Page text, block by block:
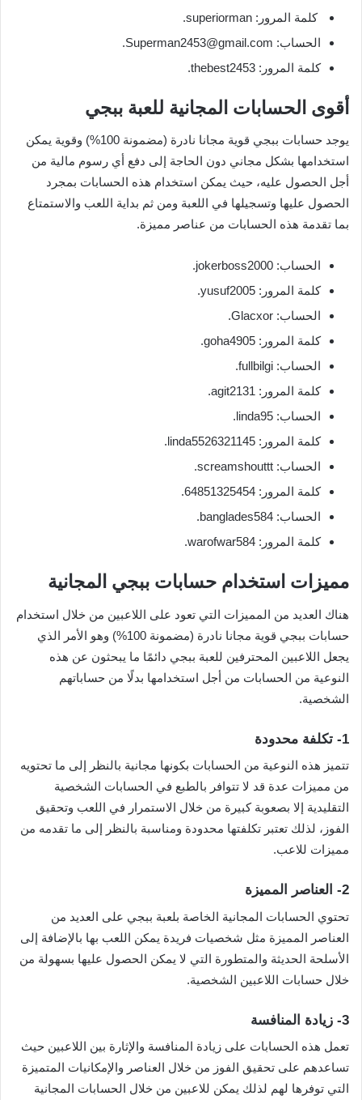
كلمة المرور: superiorman.
الحساب: Superman2453@gmail.com
.
كلمة المرور: thebest2453.
أقوى الحسابات المجانية للعبة ببجي
يوجد حسابات ببجي قوية مجانا نادرة (مضمونة 100%) وقوية يمكن
استخدامها بشكل مجاني دون الحاجة إلى دفع أي رسوم مالية من
أجل الحصول عليه، حيث يمكن استخدام هذه الحسابات بمجرد
الحصول عليها وتسجيلها في اللعبة ومن ثم بداية اللعب والاستمتاع
بما تقدمة هذه الحسابات من عناصر مميزة.
الحساب: jokerboss2000.
كلمة المرور: yusuf2005.
الحساب: Glacxor.
كلمة المرور: goha4905.
الحساب: fullbilgi.
كلمة المرور: agit2131.
الحساب: linda95.
كلمة المرور: linda5526321145.
لحساب: screamshouttt.
كلمة المرور: 64851325454.
الحساب: banglades584.
كلمة المرور: warofwar584.
مميزات استخدام حسابات ببجي المجانية
هناك العديد من المميزات التي تعود على اللاعبين من خلال استخدام
حسابات ببجي قوية مجانا نادرة (مضمونة 100%) وهو الأمر الذي
يجعل اللاعبين المحترفين للعبة ببجي دائمًا ما يبحثون عن هذه
النوعية من الحسابات من أجل استخدامها بدلًا من حساباتهم
الشخصية.
1- تكلفة محدودة
تتميز هذه النوعية من الحسابات بكونها مجانية بالنظر إلى ما تحتويه
من مميزات عدة قد لا تتوافر بالطبع في الحسابات الشخصية
التقليدية إلا بصعوبة كبيرة من خلال الاستمرار في اللعب وتحقيق
الفوز، لذلك تعتبر تكلفتها محدودة ومناسبة بالنظر إلى ما تقدمه من
مميزات للاعب.
2- العناصر المميزة
تحتوي الحسابات المجانية الخاصة بلعبة ببجي على العديد من
العناصر المميزة مثل شخصيات فريدة يمكن اللعب بها بالإضافة إلى
الأسلحة الحديثة والمتطورة التي لا يمكن الحصول عليها بسهولة من
خلال حسابات اللاعبين الشخصية.
3- زيادة المنافسة
تعمل هذه الحسابات على زيادة المنافسة والإثارة بين اللاعبين حيث
تساعدهم على تحقيق الفوز من خلال العناصر والإمكانيات المتميزة
التي توفرها لهم لذلك يمكن للاعبين من خلال الحسابات المجانية